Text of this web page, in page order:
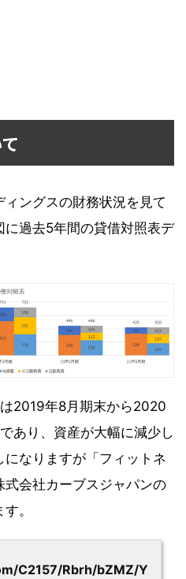
ングスの財務状況を見て
過去5年間の貸借対照表デ
2019年8月期末から2020
あり、資産が大幅に減少し
なりますが「フィットネ
会社カーブスジャパンの
。
C2157/Rbrh/bZMZ/Y